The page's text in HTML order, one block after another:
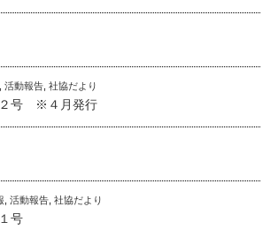
活動報告 社協だより
号 ※４月発行
活動報告 社協だより
号